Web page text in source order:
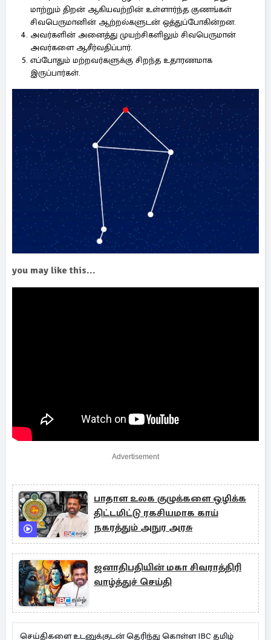
மாற்றும் திறன் ஆகியவற்றின் உள்ளார்ந்த குணங்கள்
சிவபெருமானின் ஆற்றல்களுடன் ஒத்துப்போகின்றன.
அவர்களின் அனைத்து முயற்சிகளிலும் சிவபெருமான்
அவர்களை ஆசீர்வதிப்பார்.
எப்போதும் மற்றவர்களுக்கு சிறந்த உதாரணமாக
இருப்பார்கள்.
you may like this...
Advertisement
பாதாள உலக குழுக்களை ஒழிக்க
திட்டமிட்டு ரகசியமாக காய்
நகரத்தும் அநுர அரசு
ஜனாதிபதியின் மகா சிவராத்திரி
வாழ்த்துச் செய்தி
செய்திகளை உடனுக்குடன் தெரிந்து கொள்ள IBC தமிழ்